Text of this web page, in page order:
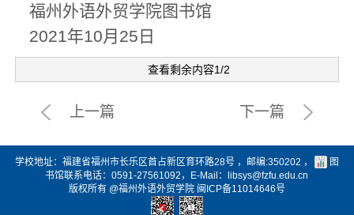
福州外语外贸学院图书馆
2021 年10月 25 日
查看剩余内容1/2
上一篇 下一篇
学校地址：福建省福州市长乐区首占新区育环路28号 ，邮编:350202 ，
图
书馆联系电话：0591-27561092，E-Mail：libsys@fzfu.edu.cn
版权所有 @福州外语外贸学院 闽ICP备11014646号